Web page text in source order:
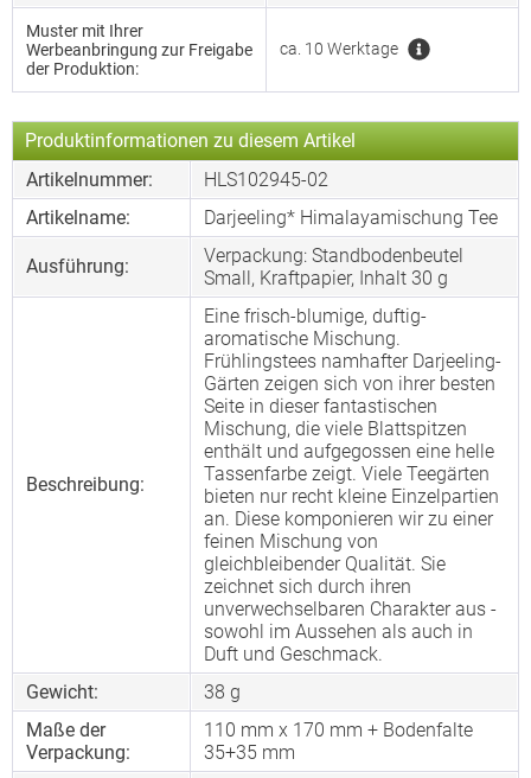
Muster mit Ihrer
Werbeanbringung zur Freigabe
der Produktion:
ca. 10 Werktage
Produktinformationen zu diesem Artikel
Artikelnummer:
HLS102945-02
Artikelname:
Darjeeling* Himalayamischung Tee
Ausführung:
Verpackung: Standbodenbeutel
Small, Kraftpapier, Inhalt 30 g
Beschreibung:
Eine frisch-blumige, duftig-
aromatische Mischung.
Frühlingstees namhafter Darjeeling-
Gärten zeigen sich von ihrer besten
Seite in dieser fantastischen
Mischung, die viele Blattspitzen
enthält und aufgegossen eine helle
Tassenfarbe zeigt. Viele Teegärten
bieten nur recht kleine Einzelpartien
an. Diese komponieren wir zu einer
feinen Mischung von
gleichbleibender Qualität. Sie
zeichnet sich durch ihren
unverwechselbaren Charakter aus -
sowohl im Aussehen als auch in
Duft und Geschmack.
Gewicht:
38 g
Maße der
Verpackung:
110 mm x 170 mm + Bodenfalte
35+35 mm